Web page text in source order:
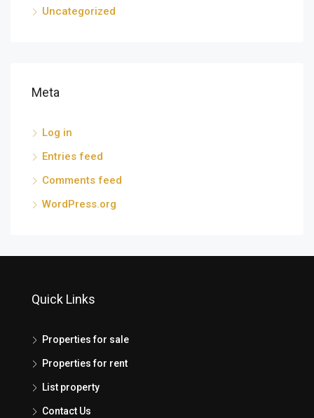
Uncategorized
Meta
Log in
Entries feed
Comments feed
WordPress.org
Quick Links
Properties for sale
Properties for rent
List property
Contact Us